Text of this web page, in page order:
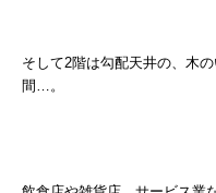
そして2階は勾配天井の、木
間…。